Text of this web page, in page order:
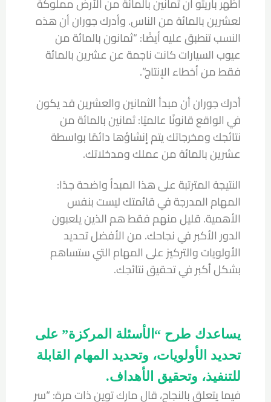
أظهر باريتو أن ثمانين بالمائة من الأرض مملوكة
لعشرين بالمائة من الناس. وأدرك جوران أن هذه
النسب تنطبق عليه أيضًا: “ثمانون بالمائة من
عيوب السيارات كانت ناجمة عن عشرين بالمائة
فقط من أخطاء الإنتاج”.
أدرك جوران أن مبدأ الثمانين والعشرين قد يكون
في الواقع قانونًا عالميًا: ثمانين بالمائة من
نتائجك ومخرجاتك يتم إنشاؤها دائمًا بواسطة
عشرين بالمائة من عملك ومدخلاتك.
النتيجة المترتبة على هذا المبدأ واضحة جدًا:
المهام المدرجة في قائمتك ليست بنفس
الأهمية. قليل منهم فقط هم الذين يلعبون
الدور الأكبر في نجاحك. من الأفضل تحديد
الأولويات والتركيز على المهام التي ستساهم
بشكل أكبر في تحقيق نتائجك.
يساعدك طرح “الأسئلة المركزة” على
تحديد الأولويات، وتحديد المهام القابلة
للتنفيذ، وتحقيق الأهداف.
فيما يتعلق بالنجاح، قال مارك توين ذات مرة: “سر